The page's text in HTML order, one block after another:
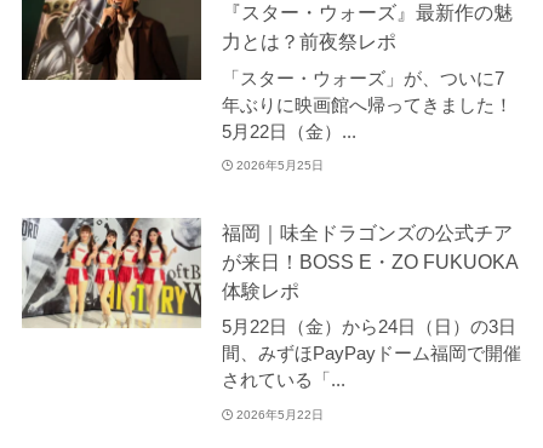
『スター・ウォーズ』最新作の魅
力とは？前夜祭レポ
「スター・ウォーズ」が、ついに7
年ぶりに映画館へ帰ってきました！
5月22日（金）...
2026年5月25日
福岡｜味全ドラゴンズの公式チア
が来日！BOSS E・ZO FUKUOKA
体験レポ
5月22日（金）から24日（日）の3日
間、みずほPayPayドーム福岡で開催
されている「...
2026年5月22日